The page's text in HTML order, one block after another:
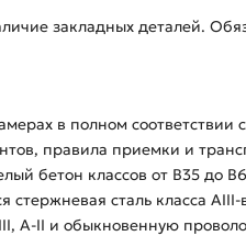
закладных деталей.
в полном соответствии с
правила приемки и
бетон классов от B35 до
сталь класса AIII-
A-II и обыкновенную